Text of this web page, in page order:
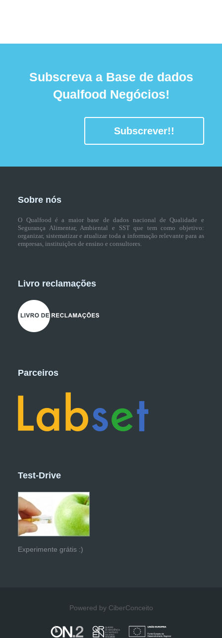
Subscreva a Base de dados
Qualfood Negócios!
Subscrever!!
Sobre nós
O Qualfood é a maior base de dados nacional de Qualidade e
Segurança Alimentar, Ambiental e SST que tem como objetivo:
organizar, sistematizar e atualizar toda a informação relevante para as
empresas, instituições de ensino e consultores.
Livro reclamações
Parceiros
Test-Drive
Experimente grátis :)
Powered by CiberConceito